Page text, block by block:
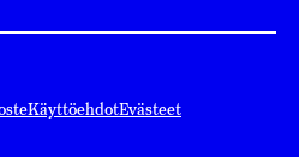
KäyttöehdotEvästeet